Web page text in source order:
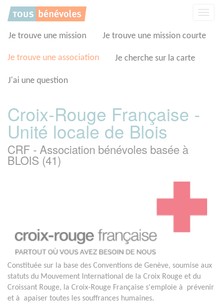
Je trouve une mission Je trouve une mission courte
Je trouve une association Je cherche sur la carte
J'ai une question
Croix-Rouge Française -
Unité locale de Blois
CRF - Association bénévoles basée à
BLOIS (41)
Constituée sur la base des Conventions de Genève, soumise aux
statuts du Mouvement International de la Croix Rouge et du
Croissant Rouge, la Croix-Rouge Française s'emploie à prévenir
et à apaiser toutes les souffrances humaines.
Panneau de gestion des cookies